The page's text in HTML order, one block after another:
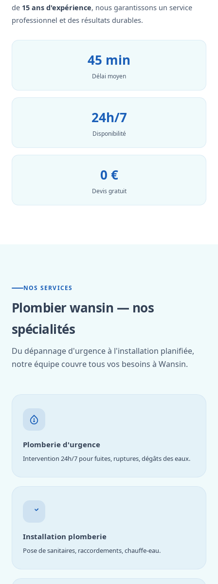
de 15 ans d'expérience, nous garantissons un service
professionnel et des résultats durables.
45 min
Délai moyen
24h/7
Disponibilité
0 €
Devis gratuit
NOS SERVICES
Plombier wansin — nos
spécialités
Du dépannage d'urgence à l'installation planifiée,
notre équipe couvre tous vos besoins à Wansin.
Plomberie d'urgence
Intervention 24h/7 pour fuites, ruptures, dégâts des eaux.
Installation plomberie
Pose de sanitaires, raccordements, chauffe-eau.